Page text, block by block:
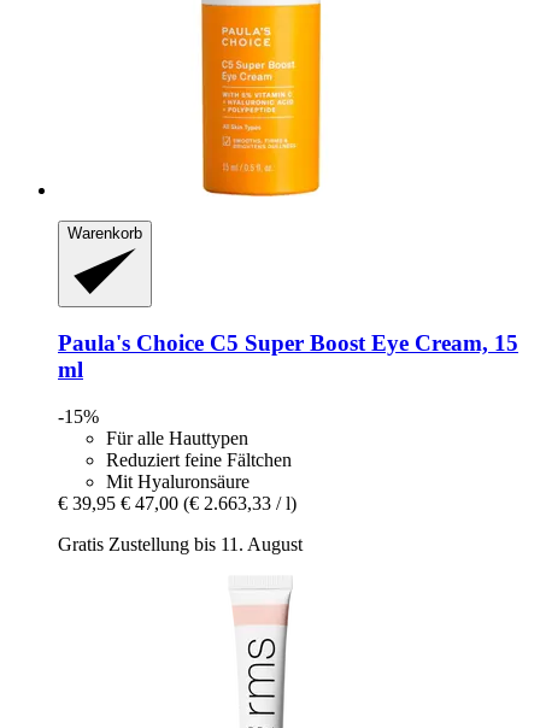
Warenkorb
Paula's Choice C5 Super Boost Eye Cream, 15
ml
-15%
Für alle Hauttypen
Reduziert feine Fältchen
Mit Hyaluronsäure
€ 39,95 € 47,00 (€ 2.663,33 / l)
Gratis Zustellung bis 11. August